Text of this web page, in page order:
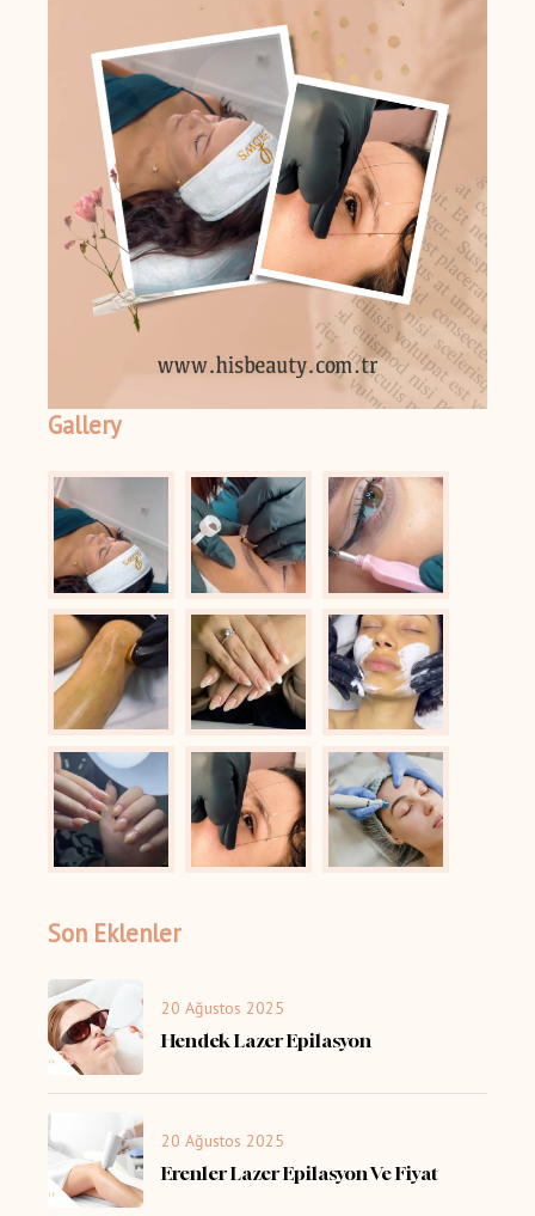
Gallery
Son Eklenler
20 Ağustos 2025
Hendek Lazer Epilasyon
20 Ağustos 2025
Erenler Lazer Epilasyon Ve Fiyat